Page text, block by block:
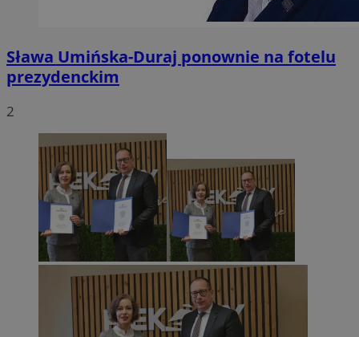
Sława Umińska-Duraj ponownie na fotelu
prezydenckim
2